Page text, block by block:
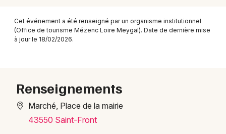
Concerts
Sports
Sorties famille
Expos
Nice
Paris
Toutes les villes
Cet événement a été renseigné par un organisme institutionnel
(Office de tourisme Mézenc Loire Meygal). Date de dernière mise
à jour le 18/02/2026.
Renseignements
Marché, Place de la mairie
43550 Saint-Front